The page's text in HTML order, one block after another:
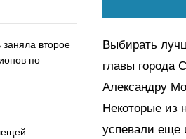
заняла второе
по
Выбирать
главы города
Александру
Некоторые из
успевали еще